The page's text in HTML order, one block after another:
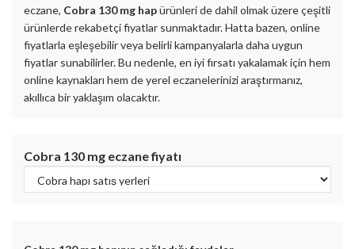
eczane, Cobra 130 mg hapürünleri de dahil olmak üzere çeşitli
ürünlerde rekabetçi fiyatlar sunmaktadır. Hatta bazen, online
fiyatlarla eşleşebilir veya belirli kampanyalarla daha uygun
fiyatlar sunabilirler. Bu nedenle, en iyi fırsatı yakalamak için hem
online kaynakları hem de yerel eczanelerinizi araştırmanız,
akıllıca bir yaklaşım olacaktır.
Cobra 130 mg eczane fiyatı